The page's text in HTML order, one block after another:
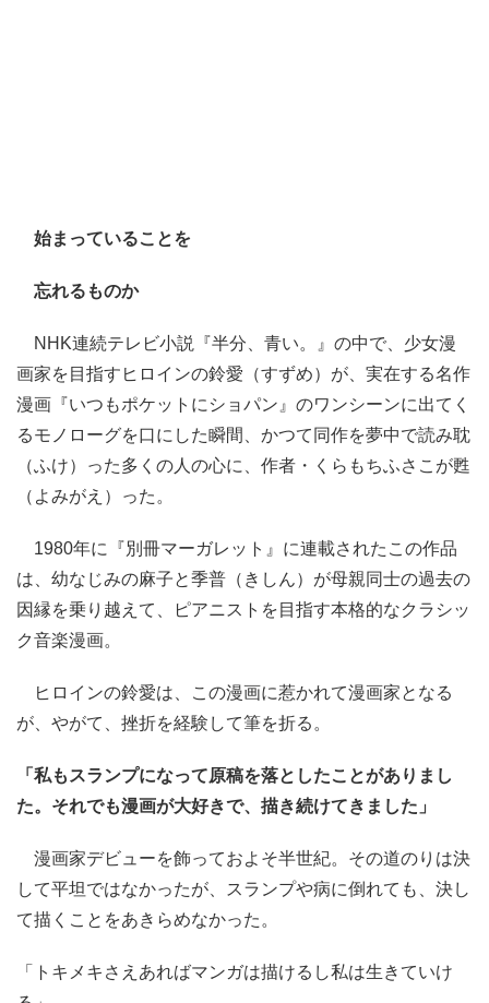
始まっていることを
忘れるものか
NHK連続テレビ小説『半分、青い。』の中で、少女漫
画家を目指すヒロインの鈴愛（すずめ）が、実在する名作
漫画『いつもポケットにショパン』のワンシーンに出てく
るモノローグを口にした瞬間、かつて同作を夢中で読み耽
（ふけ）った多くの人の心に、作者・くらもちふさこが甦
（よみがえ）った。
1980年に『別冊マーガレット』に連載されたこの作品
は、幼なじみの麻子と季普（きしん）が母親同士の過去の
因縁を乗り越えて、ピアニストを目指す本格的なクラシッ
ク音楽漫画。
ヒロインの鈴愛は、この漫画に惹かれて漫画家となる
が、やがて、挫折を経験して筆を折る。
「私もスランプになって原稿を落としたことがありまし
た。それでも漫画が大好きで、描き続けてきました」
漫画家デビューを飾っておよそ半世紀。その道のりは決
して平坦ではなかったが、スランプや病に倒れても、決し
て描くことをあきらめなかった。
「トキメキさえあればマンガは描けるし私は生きていけ